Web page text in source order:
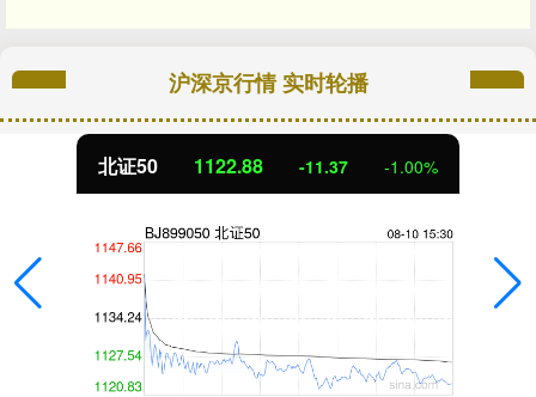
沪深京行情 实时轮播
北证50 1122.88 -11.37 -1.00%